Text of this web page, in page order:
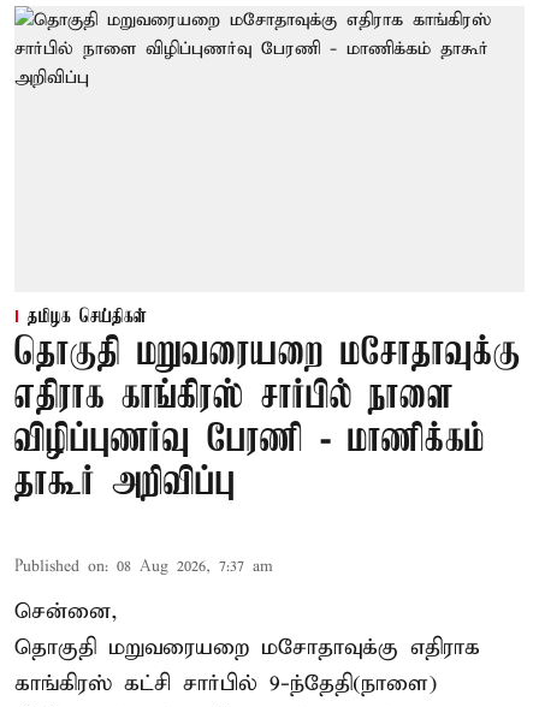
தமிழக செய்திகள்
தொகுதி மறுவரையறை மசோதாவுக்கு
எதிராக காங்கிரஸ் சார்பில் நாளை
விழிப்புணர்வு பேரணி - மாணிக்கம்
தாகூர் அறிவிப்பு
Published on: 08 Aug 2026, 7:37 am
சென்னை,
தொகுதி மறுவரையறை மசோதாவுக்கு எதிராக
காங்கிரஸ் கட்சி சார்பில் 9-ந்தேதி(நாளை)